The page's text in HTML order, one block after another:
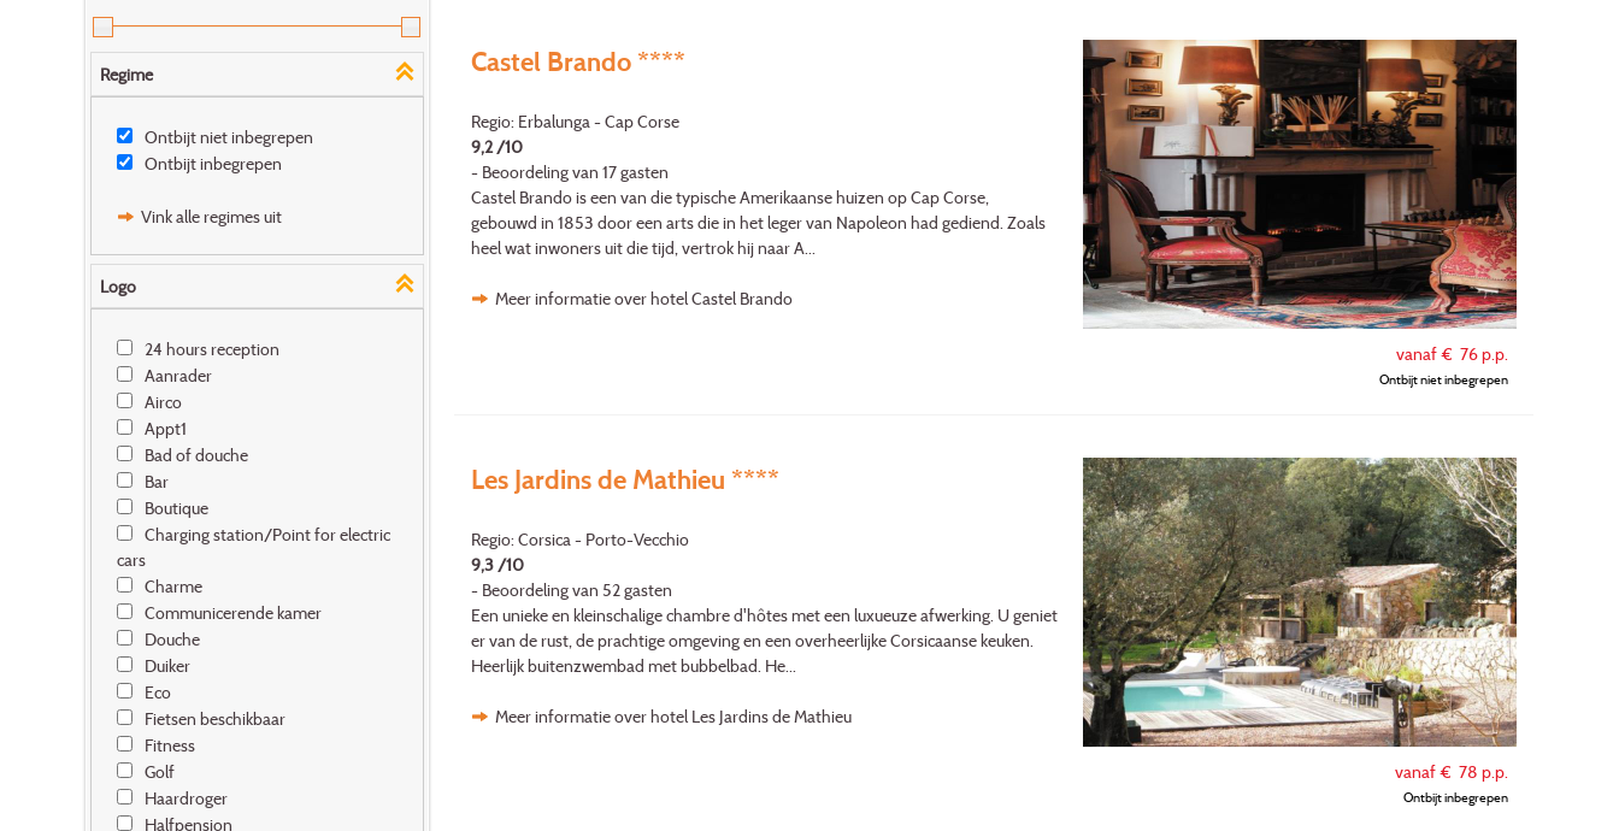
vanaf € 76p.p.
Ontbijt niet inbegrepen
Castel Brando ****
Regio: Erbalunga - Cap Corse
9,2 /10
- Beoordeling van 17 gasten
Castel Brando is een van die typische Amerikaanse huizen op Cap Corse,
gebouwd in 1853 door een arts die in het leger van Napoleon had gediend. Zoals
heel wat inwoners uit die tijd, vertrok hij naar A...
Meer informatie over hotel Castel Brando
vanaf € 78 p.p.
Ontbijt inbegrepen
Les Jardins de Mathieu ****
Regio: Corsica - Porto-Vecchio
9,3 /10
- Beoordeling van 52 gasten
Een unieke en kleinschalige chambre d'hôtes met een luxueuze afwerking. U geniet
er van de rust, de prachtige omgeving en een overheerlijke Corsicaanse keuken.
Heerlijk buitenzwembad met bubbelbad. He...
Meer informatie over hotel Les Jardins de Mathieu
Regime
Ontbijt niet inbegrepen
Ontbijt inbegrepen
Vink alle regimes uit
Logo
24 hours reception
Aanrader
Airco
Appt1
Bad of douche
Bar
Boutique
cars
Charme
Communicerende kamer
Douche
Duiker
Eco
Fietsen beschikbaar
Fitness
Golf
Haardroger
Halfpension